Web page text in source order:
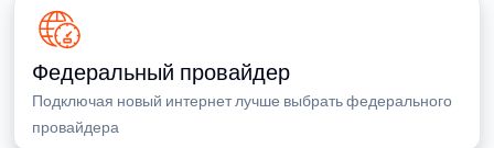
Федеральный провайдер
Подключая новый интернет лучше выбрать федерального
провайдера